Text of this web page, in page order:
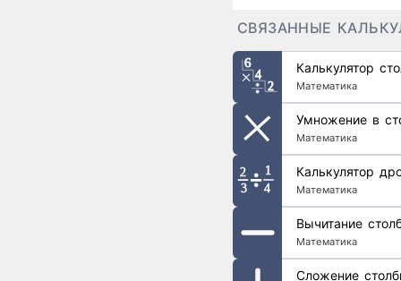
СВЯЗАННЫЕ
Калькулятор
Математика
Умножение в
Математика
Калькулятор
Математика
Вычитание
Математика
Сложение